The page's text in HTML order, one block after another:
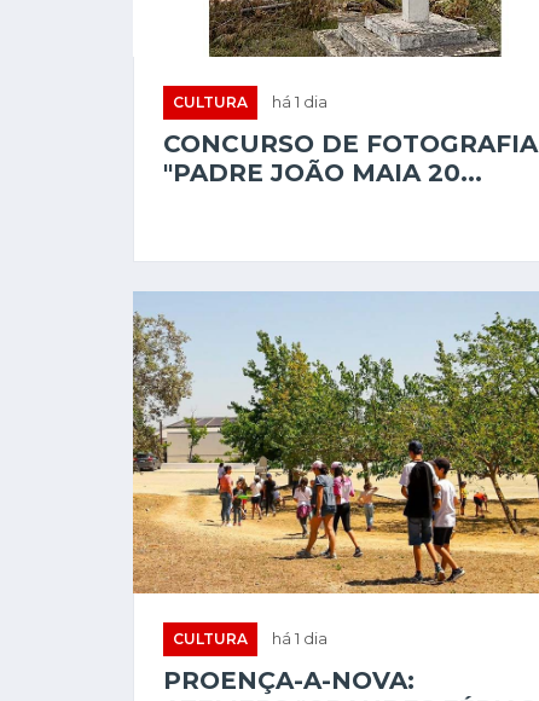
CULTURA há 1 dia
CONCURSO DE FOTOGRAFIA
"PADRE JOÃO MAIA 20...
CULTURA há 1 dia
PROENÇA-A-NOVA: